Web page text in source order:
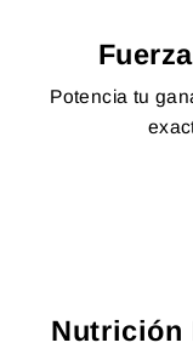
Potencia tu
Nutrición